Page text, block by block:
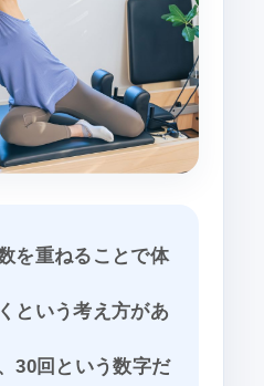
を重ねることで体
という考え方があ
30回という数字だ